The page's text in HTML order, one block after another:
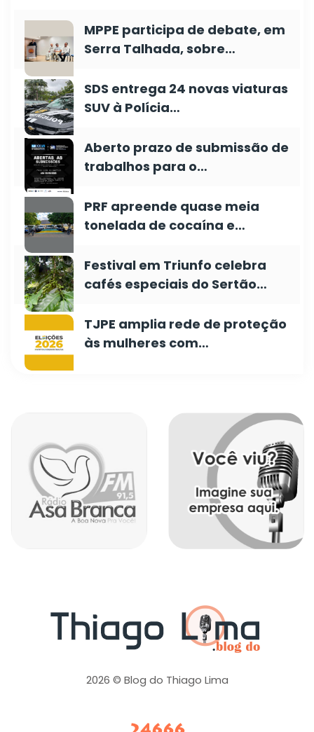
MPPE participa de debate, em
Serra Talhada, sobre…
SDS entrega 24 novas viaturas
SUV à Polícia…
Aberto prazo de submissão de
trabalhos para o…
PRF apreende quase meia
tonelada de cocaína e…
Festival em Triunfo celebra
cafés especiais do Sertão…
TJPE amplia rede de proteção
às mulheres com…
2026 © Blog do Thiago Lima